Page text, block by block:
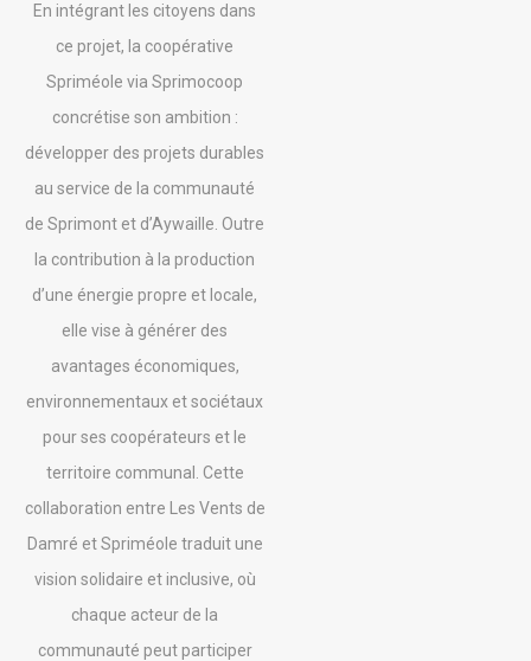
En intégrant les citoyens dans
ce projet, la coopérative
Spriméole via Sprimocoop
concrétise son ambition :
développer des projets durables
au service de la communauté
de Sprimont et d’Aywaille. Outre
la contribution à la production
d’une énergie propre et locale,
elle vise à générer des
avantages économiques,
environnementaux et sociétaux
pour ses coopérateurs et le
territoire communal. Cette
collaboration entre Les Vents de
Damré et Spriméole traduit une
vision solidaire et inclusive, où
chaque acteur de la
communauté peut participer